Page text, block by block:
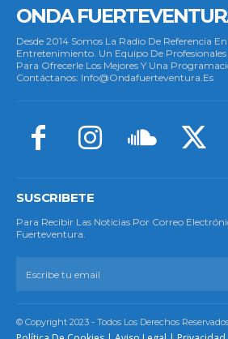
ONDA
Desde 2014 Somos La Radio De Referencia
Entretenimiento. Un Equipo De
Para Ofrecerle Los Mejores Y Una
Contáctanos: Info@ondafuerteventura.es
SUSCRIBETE
Para Recibir Las Noticias Por Correo
Fuerteventura.
© Copyright 2023 - Todos Los Derechos